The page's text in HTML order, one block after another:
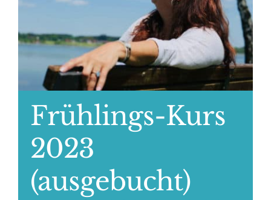
Frühlings-Kurs
2023
(ausgebucht)